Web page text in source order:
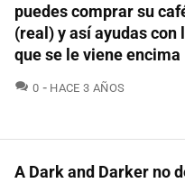
puedes comprar su
(real) y así ayudas con
que se le viene encima
0 COMENTARIOS
HACE 3 AÑOS
A Dark and Darker no